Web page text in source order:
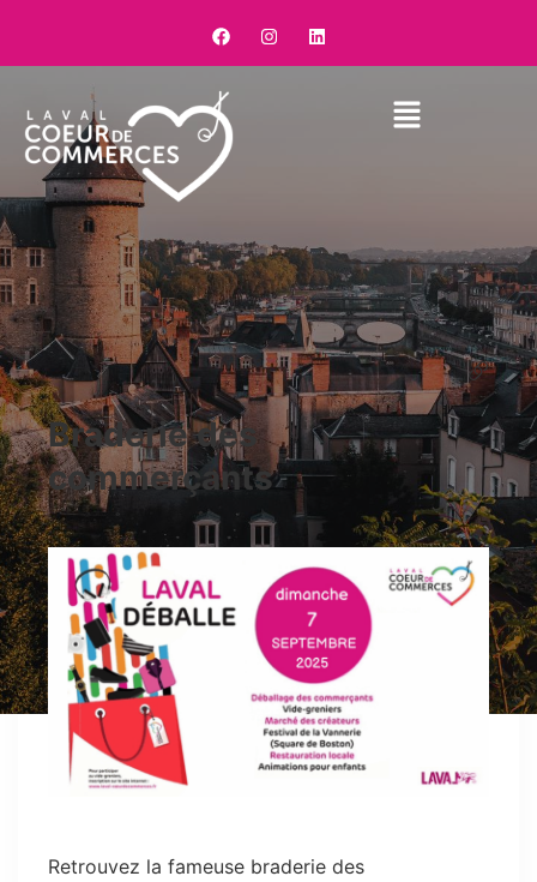
Braderie des
commerçants
Retrouvez la fameuse braderie des